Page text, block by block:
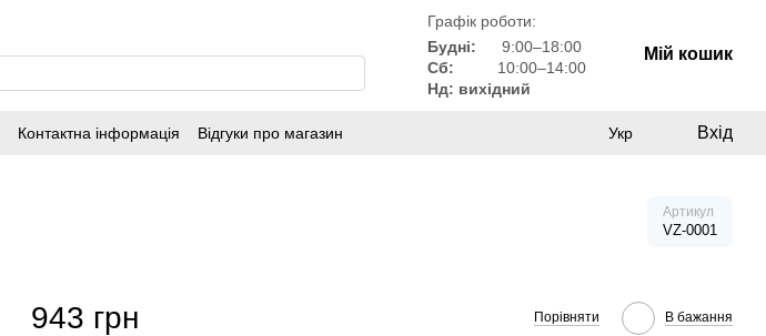
Графік роботи:
Будні:
9:00–18:00
Сб:
10:00–14:00
Нд: вихідний
Мій кошик
Контактна інформація Відгуки про магазин Укр Вхід
Артикул
VZ-0001
943 грн Порівняти В бажання